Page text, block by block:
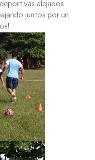
alejados
juntos por un